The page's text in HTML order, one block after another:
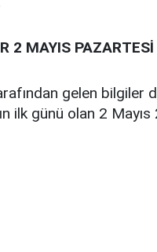
2 MAYIS
gelen bilgiler
ilk günü olan 2